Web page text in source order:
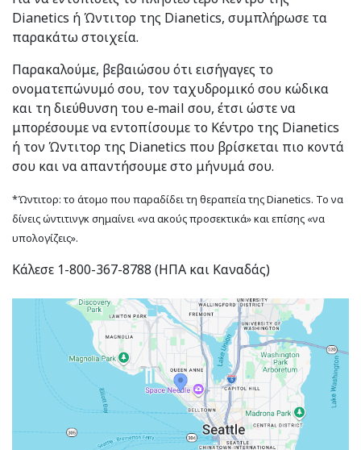
Dianetics ή Ώντιτορ της Dianetics, συμπλήρωσε τα
παρακάτω στοιχεία.
Παρακαλούμε, βεβαιώσου ότι εισήγαγες το
ονοματεπώνυμό σου, τον ταχυδρομικό σου κώδικα
και τη διεύθυνση του e‑mail σου, έτσι ώστε να
μπορέσουμε να εντοπίσουμε το Κέντρο της Dianetics
ή τον Ώντιτορ της Dianetics που βρίσκεται πιο κοντά
σου και να απαντήσουμε στο μήνυμά σου.
*Ώντιτορ: το άτομο που παραδίδει τη θεραπεία της Dianetics. Το να
δίνεις ώντιτινγκ σημαίνει «να ακούς προσεκτικά» και επίσης «να
υπολογίζεις».
Κάλεσε 1-800-367-8788 (ΗΠΑ και Καναδάς)